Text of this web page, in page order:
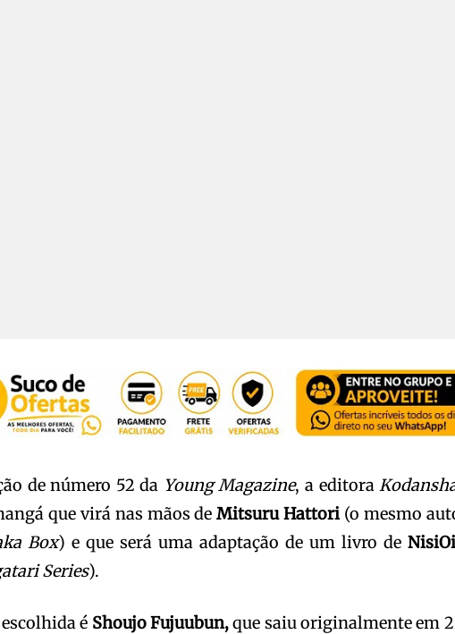
de número 52 da Young Magazine, a editora
que virá nas mãos deMitsuru Hattori(o mesmo
Box) e que será uma adaptação de um livro de
Series).
é Shoujo Fujuubun,que saiu originalmente em